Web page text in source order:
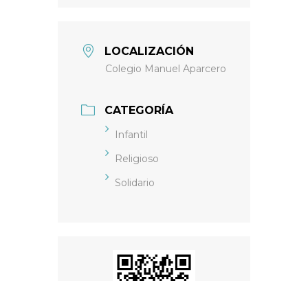
LOCALIZACIÓN
Colegio Manuel Aparcero
CATEGORÍA
Infantil
Religioso
Solidario